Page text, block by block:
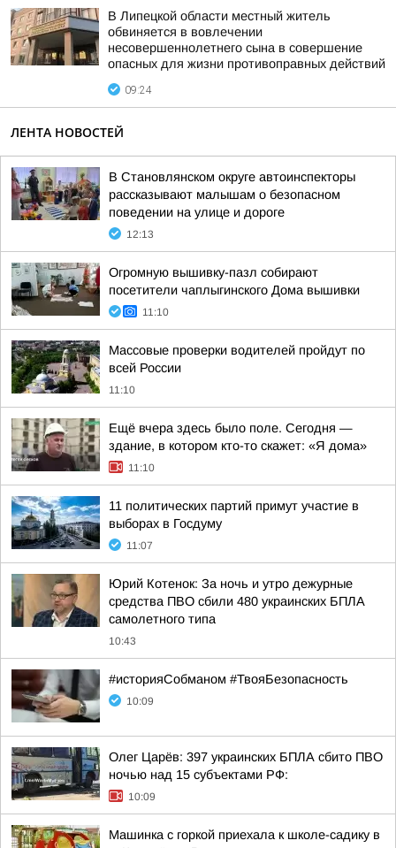
В Липецкой области местный житель
обвиняется в вовлечении
несовершеннолетнего сына в совершение
опасных для жизни противоправных действий
09:24
ЛЕНТА НОВОСТЕЙ
В Становлянском округе автоинспекторы
рассказывают малышам о безопасном
поведении на улице и дороге
12:13
Огромную вышивку-пазл собирают
посетители чаплыгинского Дома вышивки
11:10
Массовые проверки водителей пройдут по
всей России
11:10
Ещё вчера здесь было поле. Сегодня —
здание, в котором кто-то скажет: «Я дома»
11:10
11 политических партий примут участие в
выборах в Госдуму
11:07
Юрий Котенок: За ночь и утро дежурные
средства ПВО сбили 480 украинских БПЛА
самолетного типа
10:43
#историяСобманом #ТвояБезопасность
10:09
Олег Царёв: 397 украинских БПЛА сбито ПВО
ночью над 15 субъектами РФ:
10:09
Машинка с горкой приехала к школе-садику в